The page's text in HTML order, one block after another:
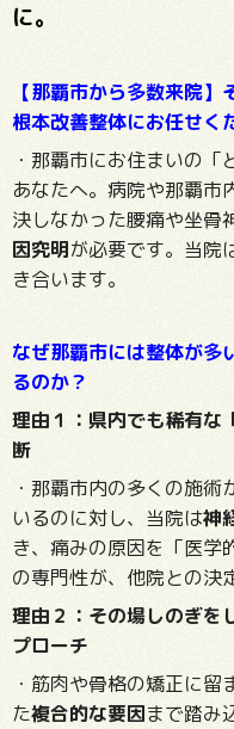
に。
【那覇市から多数来院
根本改善整体にお任せく
・那覇市にお住まいの「
あなたへ。病院や那覇市
決しなかった腰痛や坐骨
因究明が必要です。当院
き合います。
なぜ那覇市には整体が多
るのか？
理由１：県内でも稀有な
断
・那覇市内の多くの施
いるのに対し、当院は神
き、痛みの原因を「医学
の専門性が、他院との決
理由２：その場しのぎを
プローチ
・筋肉や骨格の矯正に
た複合的な要因まで踏み